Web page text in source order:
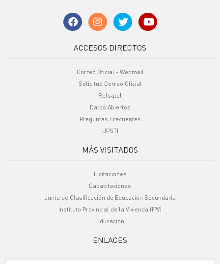
ACCESOS DIRECTOS
Correo Oficial - Webmail
Solicitud Correo Oficial
Refsatel
Datos Abiertos
Preguntas Frecuentes
UPSTI
MÁS VISITADOS
Licitaciones
Capacitaciones
Junta de Clasificación de Educación Secundaria
Instituto Provincial de la Vivienda (IPV)
Educación
ENLACES